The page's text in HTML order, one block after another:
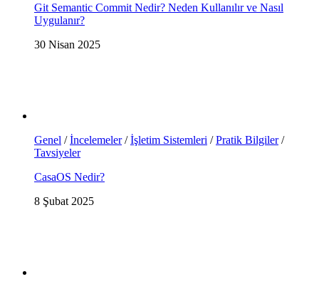
Git Semantic Commit Nedir? Neden Kullanılır ve Nasıl
Uygulanır?
30 Nisan 2025
Genel /İncelemeler/İşletim Sistemleri /Pratik Bilgiler/
Tavsiyeler
CasaOS Nedir?
8 Şubat 2025